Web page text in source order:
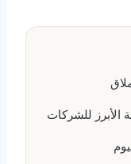
للشركات